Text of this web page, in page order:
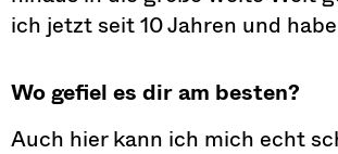
ich jetzt seit 10 Jahren und
Wo gefiel es dir am besten?
Auch hier kann ich mich echt